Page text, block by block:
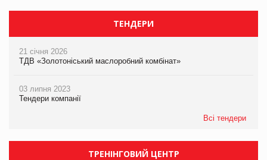
ТЕНДЕРИ
21 січня 2026
ТДВ «Золотоніський маслоробний комбінат»
03 липня 2023
Тендери компанії
Всі тендери
ТРЕНІНГОВИЙ ЦЕНТР